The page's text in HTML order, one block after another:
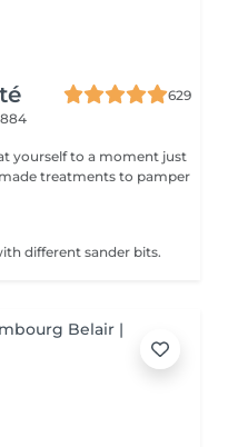
629
different sander bits.